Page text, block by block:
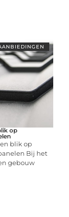
op
blik op
Bij het
gebouw